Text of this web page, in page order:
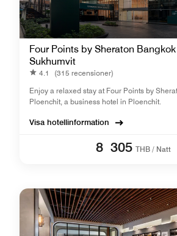
Four Points by Sheraton
Sukhumvit
4.1
(315 recensioner)
Enjoy a relaxed stay at Four Points by
Ploenchit, a business hotel in Ploenchit.
Visa hotellinformation
8 305 THB / Natt